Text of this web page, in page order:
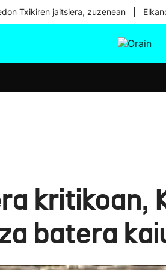
Txikiren jaitsiera, zuzenean
kritikoan,
batera